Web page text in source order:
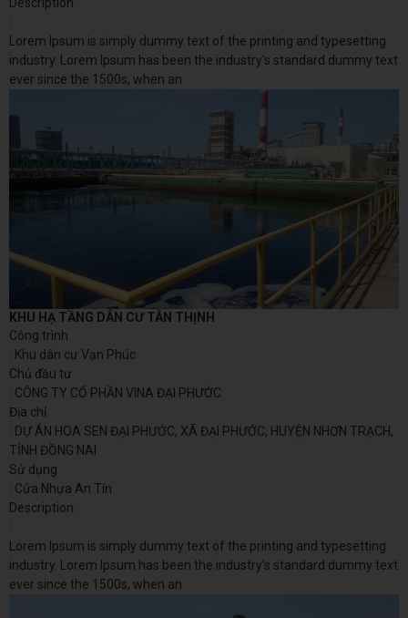
Description
:
Lorem Ipsum is simply dummy text of the printing and typesetting
industry. Lorem Ipsum has been the industry's standard dummy text
ever since the 1500s, when an
KHU HẠ TẦNG DÂN CƯ TÂN THỊNH
Công trình
: Khu dân cư Vạn Phúc
Chủ đầu tư
: CÔNG TY CỔ PHẦN VINA ĐẠI PHƯỚC
Địa chỉ
: DỰ ÁN HOA SEN ĐẠI PHƯỚC, XÃ ĐẠI PHƯỚC, HUYỆN NHƠN TRẠCH,
TỈNH ĐỒNG NAI
Sử dụng
: Cửa Nhựa An Tín
Description
:
Lorem Ipsum is simply dummy text of the printing and typesetting
industry. Lorem Ipsum has been the industry's standard dummy text
ever since the 1500s, when an